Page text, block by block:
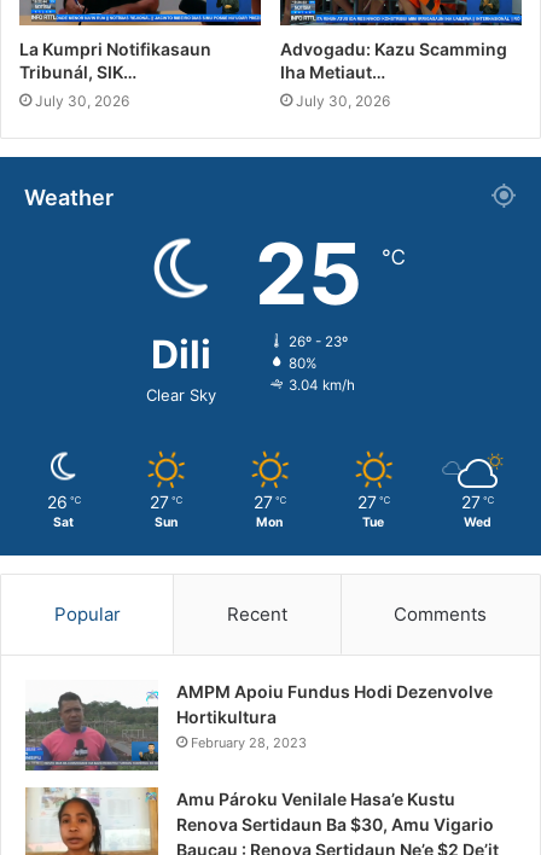
La Kumpri Notifikasaun
Tribunál, SIK…
July 30, 2026
Advogadu: Kazu Scamming
Iha Metiaut…
July 30, 2026
Weather
Dili
Clear Sky
25 ℃
26º - 23º
80%
3.04 km/h
26 ℃
Sat
27 ℃
Sun
27 ℃
Mon
27 ℃
Tue
27 ℃
Wed
Popular Recent Comments
AMPM Apoiu Fundus Hodi Dezenvolve
Hortikultura
February 28, 2023
Amu Pároku Venilale Hasa’e Kustu
Renova Sertidaun Ba $30, Amu Vigario
Baucau : Renova Sertidaun Ne’e $2 De’it